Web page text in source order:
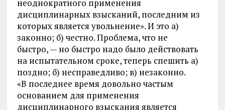
неоднократного применения
дисциплинарных взысканий, последним из
которых является увольнение». И это а)
законно; б) честно. Проблема, что не
быстро, — но быстро надо было действовать
на испытательном сроке, теперь спешить а)
поздно; б) несправедливо; в) незаконно.
«В последнее время довольно частым
основанием для применения
дисциплинарного взыскания является